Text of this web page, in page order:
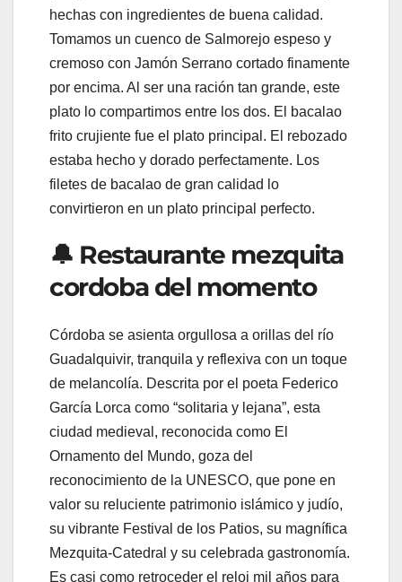
hechas con ingredientes de buena calidad.
Tomamos un cuenco de Salmorejo espeso y
cremoso con Jamón Serrano cortado finamente
por encima. Al ser una ración tan grande, este
plato lo compartimos entre los dos. El bacalao
frito crujiente fue el plato principal. El rebozado
estaba hecho y dorado perfectamente. Los
filetes de bacalao de gran calidad lo
convirtieron en un plato principal perfecto.
🔔 Restaurante mezquita
cordoba del momento
Córdoba se asienta orgullosa a orillas del río
Guadalquivir, tranquila y reflexiva con un toque
de melancolía. Descrita por el poeta Federico
García Lorca como “solitaria y lejana”, esta
ciudad medieval, reconocida como El
Ornamento del Mundo, goza del
reconocimiento de la UNESCO, que pone en
valor su reluciente patrimonio islámico y judío,
su vibrante Festival de los Patios, su magnífica
Mezquita-Catedral y su celebrada gastronomía.
Es casi como retroceder el reloj mil años para